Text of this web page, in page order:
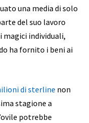
una media di solo
del suo lavoro
individuali,
ha fornito i beni ai
di sterline non
stagione a
potrebbe